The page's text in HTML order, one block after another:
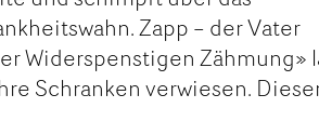
Zapp – der Vater
Widerspenstigen Zähmung»
Schranken verwiesen.